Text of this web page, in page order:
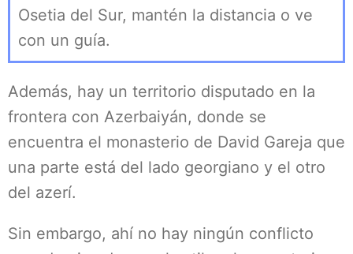
Osetia del Sur, mantén la distancia o ve
con un guía.
Además, hay un territorio disputado en la
frontera con Azerbaiyán, donde se
encuentra el monasterio de David Gareja que
una parte está del lado georgiano y el otro
del azerí.
Sin embargo, ahí no hay ningún conflicto